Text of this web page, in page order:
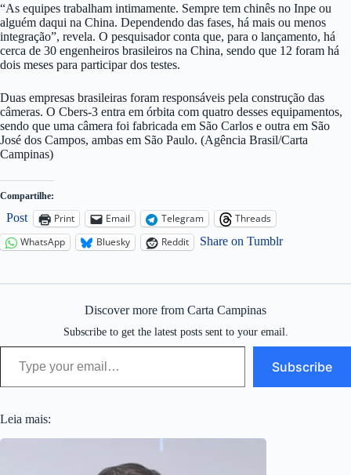
“As equipes trabalham intimamente. Sempre tem chinês no Inpe ou
alguém daqui na China. Dependendo das fases, há mais ou menos
integração”, revela. O pesquisador conta que, para o lançamento, há
cerca de 30 engenheiros brasileiros na China, sendo que 12 foram há
dois meses para participar dos testes.
Duas empresas brasileiras foram responsáveis pela construção das
câmeras. O Cbers-3 entra em órbita com quatro desses equipamentos,
sendo que uma câmera foi fabricada em São Carlos e outra em São
José dos Campos, ambas em São Paulo. (Agência Brasil/Carta
Campinas)
Compartilhe:
Post Print Email Telegram
Threads
WhatsApp
Bluesky Reddit Share on Tumblr
Discover more from Carta Campinas
Subscribe to get the latest posts sent to your email.
Type your email…
Subscribe
Leia mais: